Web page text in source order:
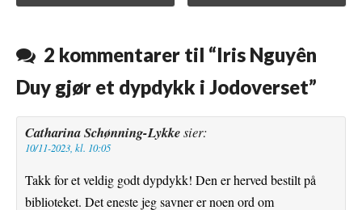
o
r
e
s
2 kommentarer til “Iris Nguyên
Duy gjør et dypdykk i Jodoverset”
Catharina Schønning-Lykkesier:
10/11-2023, kl. 10:05
Takk for et veldig godt dypdykk! Den er herved bestilt på
biblioteket. Det eneste jeg savner er noen ord om